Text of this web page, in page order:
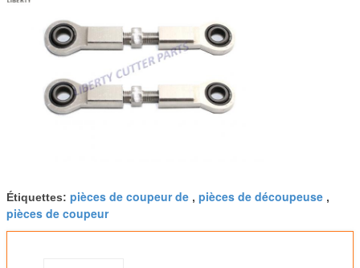
Étiquettes: pièces de coupeur de , pièces de découpeuse ,
pièces de coupeur